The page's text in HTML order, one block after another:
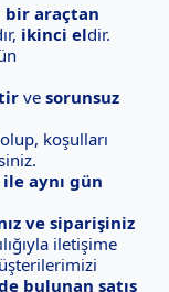
bir araçtan
ikinci eldir.
ve sorunsuz
koşulları
ile aynı gün
ve siparişiniz
iletişime
bulunan satış